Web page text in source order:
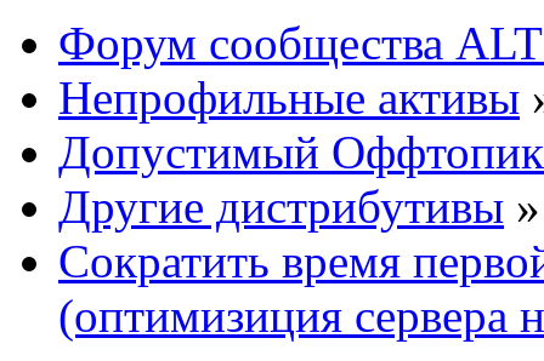
Форум сообщества
Непрофильные активы
Допустимый Оффтопик
Другие дистрибутивы »
Сократить время
(оптимизиция сервера